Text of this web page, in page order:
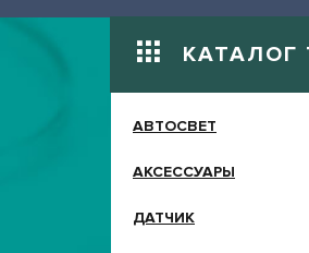
КАТАЛОГ
АВТОСВЕТ
АКСЕССУАРЫ
ДАТЧИК